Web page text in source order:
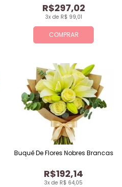
COMPRAR
3x de R$ 99,01
R$297,02
3x de R$ 64,05
R$192,14
Buquê De Flores Nobres Brancas